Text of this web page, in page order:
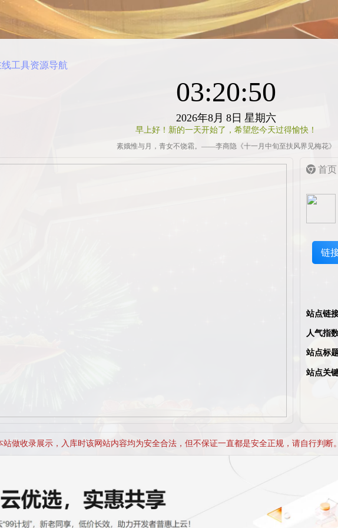
03:20:50
2026年8月 8日 星期六
早上好！新的一天开始了，希望您今天过得愉快！
素娥惟与月，青女不饶霜。——李商隐《十一月中旬至扶风界见梅花》
首页
链
站点链
人气指
站点标
站点关
站做收录展示，入库时该网站内容均为安全合法，但不保证一直都是安全正规，请自行判断